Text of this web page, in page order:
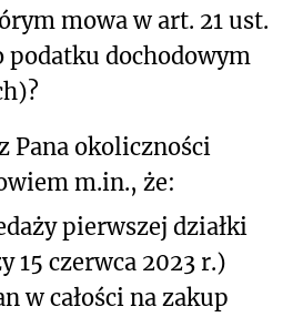
mowa w art. 21 ust.
podatku dochodowym
Pana okoliczności
m.in., że:
daży pierwszej działki
15 czerwca 2023 r.)
w całości na zakup